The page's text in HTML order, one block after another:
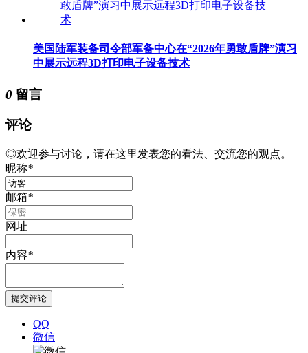
美国陆军装备司令部军备中心在“2026年勇敢盾牌”演习
中展示远程3D打印电子设备技术
0 留言
评论
◎欢迎参与讨论，请在这里发表您的看法、交流您的观点。
昵称*
邮箱*
网址
内容*
QQ
微信